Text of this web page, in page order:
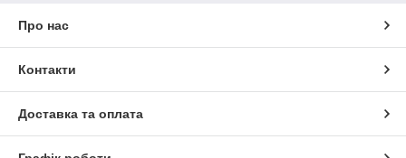
Про нас
Контакти
Доставка та оплата